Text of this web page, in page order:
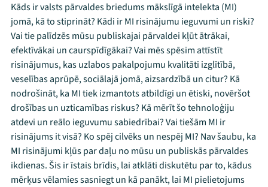
Kāds ir valsts pārvaldes briedums mākslīgā intelekta (MI)
jomā, kā to stiprināt? Kādi ir MI risinājumu ieguvumi un riski?
Vai tie palīdzēs mūsu publiskajai pārvaldei kļūt ātrākai,
efektīvākai un caurspīdīgākai? Vai mēs spēsim attīstīt
risinājumus, kas uzlabos pakalpojumu kvalitāti izglītībā,
veselības aprūpē, sociālajā jomā, aizsardzībā un citur? Kā
nodrošināt, ka MI tiek izmantots atbildīgi un ētiski, novēršot
drošības un uzticamības riskus? Kā mērīt šo tehnoloģiju
atdevi un reālo ieguvumu sabiedrībai? Vai tiešām MI ir
risinājums it visā? Ko spēj cilvēks un nespēj MI? Nav šaubu, ka
MI risinājumi kļūs par daļu no mūsu un publiskās pārvaldes
ikdienas. Šis ir īstais brīdis, lai atklāti diskutētu par to, kādus
mērķus vēlamies sasniegt un kā panākt, lai MI pielietojums